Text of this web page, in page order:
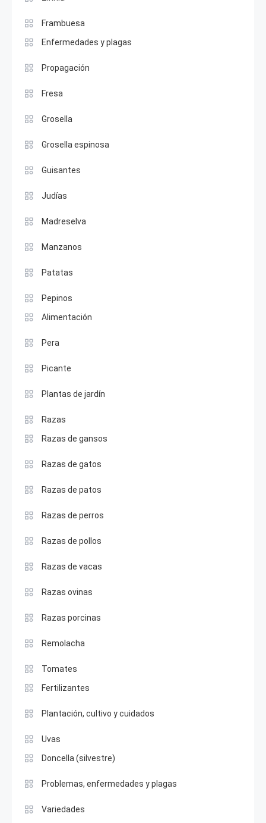
Frambuesa
Enfermedades y plagas
Propagación
Fresa
Grosella
Grosella espinosa
Guisantes
Judías
Madreselva
Manzanos
Patatas
Pepinos
Alimentación
Pera
Picante
Plantas de jardín
Razas
Razas de gansos
Razas de gatos
Razas de patos
Razas de perros
Razas de pollos
Razas de vacas
Razas ovinas
Razas porcinas
Remolacha
Tomates
Fertilizantes
Plantación, cultivo y cuidados
Uvas
Doncella (silvestre)
Problemas, enfermedades y plagas
Variedades